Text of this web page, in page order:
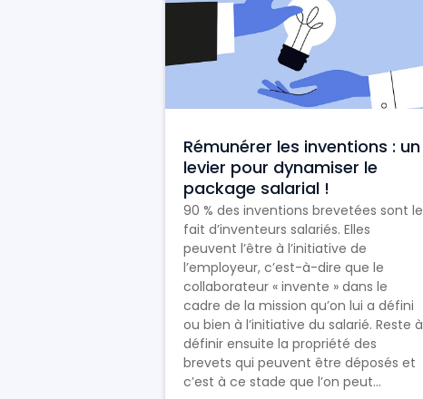
Rémunérer les inventions : un
levier pour dynamiser le
package salarial !
90 % des inventions brevetées sont le
fait d’inventeurs salariés. Elles
peuvent l’être à l’initiative de
l’employeur, c’est-à-dire que le
collaborateur « invente » dans le
cadre de la mission qu’on lui a défini
ou bien à l’initiative du salarié. Reste à
définir ensuite la propriété des
brevets qui peuvent être déposés et
c’est à ce stade que l’on peut...